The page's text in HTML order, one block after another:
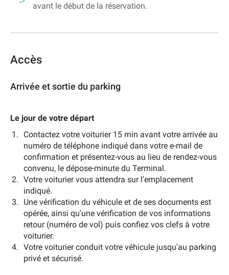
avant le début de la réservation.
Accès
Arrivée et sortie du parking
Le jour de votre départ
Contactez votre voiturier 15 min avant votre arrivée au
numéro de téléphone indiqué dans votre e-mail de
confirmation et présentez-vous au lieu de rendez-vous
convenu, le dépose-minute du Terminal.
Votre voiturier vous attendra sur l'emplacement
indiqué.
Une vérification du véhicule et de ses documents est
opérée, ainsi qu'une vérification de vos informations
retour (numéro de vol) puis confiez vos clefs à votre
voiturier.
Votre voiturier conduit votre véhicule jusqu'au parking
privé et sécurisé.